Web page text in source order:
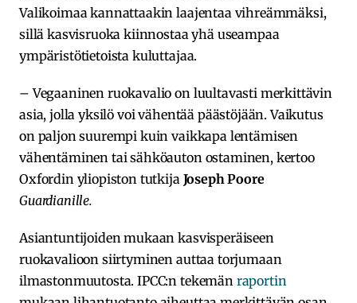
Valikoimaa kannattaakin laajentaa vihreämmäksi,
sillä kasvisruoka kiinnostaa yhä useampaa
ympäristötietoista kuluttajaa.
– Vegaaninen ruokavalio on luultavasti merkittävin
asia, jolla yksilö voi vähentää päästöjään. Vaikutus
on paljon suurempi kuin vaikkapa lentämisen
vähentäminen tai sähköauton ostaminen, kertoo
Oxfordin yliopiston tutkija Joseph Poore
Guardianille.
Asiantuntijoiden mukaan kasvisperäiseen
ruokavalioon siirtyminen auttaa torjumaan
ilmastonmuutosta. IPCC:n tekemän raportin